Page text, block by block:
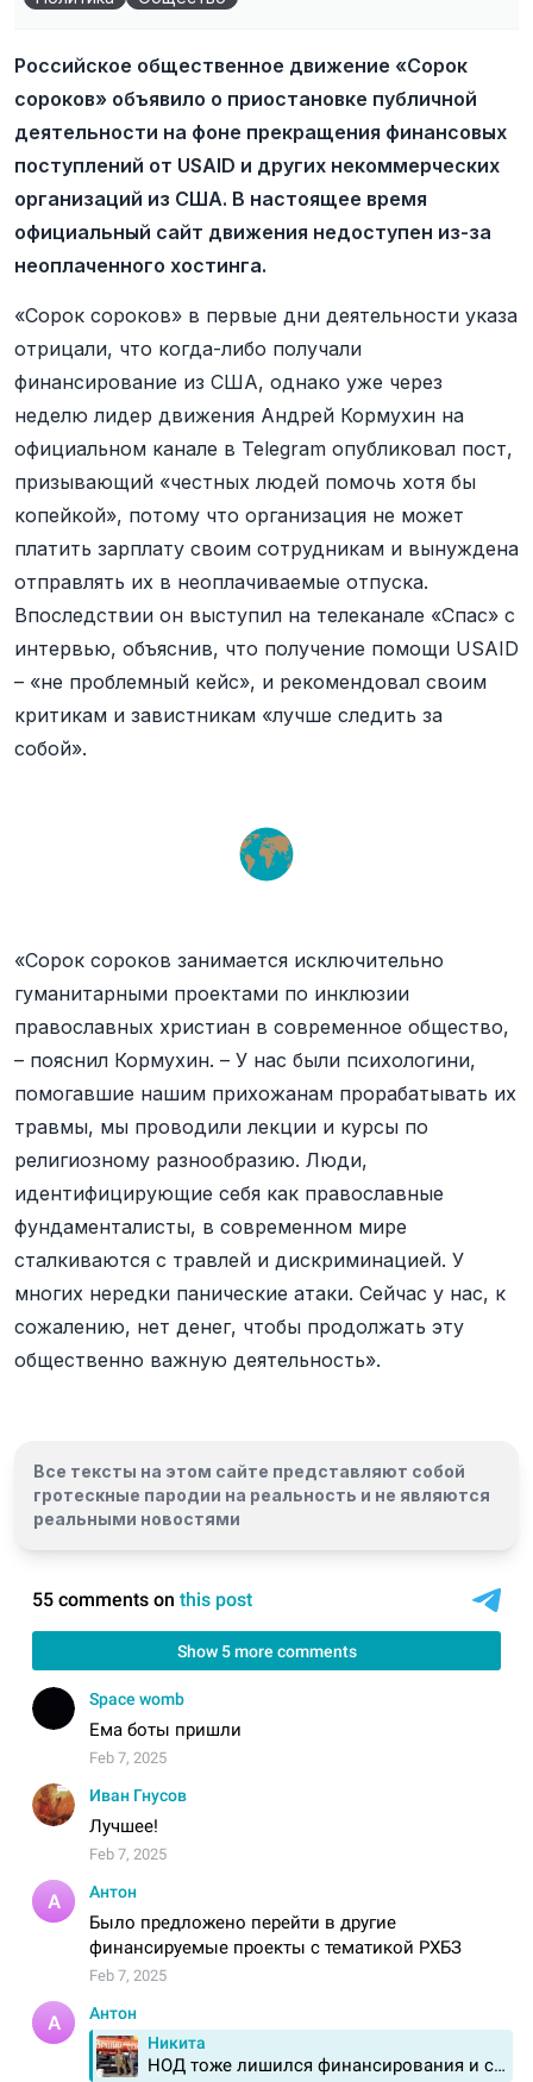
Российское общественное движение «Сорок
сороков» объявило о приостановке публичной
деятельности на фоне прекращения финансовых
поступлений от USAID и других некоммерческих
организаций из США. В настоящее время
официальный сайт движения недоступен из-за
неоплаченного хостинга.
«Сорок сороков» в первые дни деятельности указа
отрицали, что когда-либо получали
финансирование из США, однако уже через
неделю лидер движения Андрей Кормухин на
официальном канале в Telegram опубликовал пост,
призывающий «честных людей помочь хотя бы
копейкой», потому что организация не может
платить зарплату своим сотрудникам и вынуждена
отправлять их в неоплачиваемые отпуска.
Впоследствии он выступил на телеканале «Спас» с
интервью, объяснив, что получение помощи USAID
– «не проблемный кейс», и рекомендовал своим
критикам и завистникам «лучше следить за
собой».
«Сорок сороков занимается исключительно
гуманитарными проектами по инклюзии
православных христиан в современное общество,
– пояснил Кормухин. – У нас были психологини,
помогавшие нашим прихожанам прорабатывать их
травмы, мы проводили лекции и курсы по
религиозному разнообразию. Люди,
идентифицирующие себя как православные
фундаменталисты, в современном мире
сталкиваются с травлей и дискриминацией. У
многих нередки панические атаки. Сейчас у нас, к
сожалению, нет денег, чтобы продолжать эту
общественно важную деятельность».
Все тексты на этом сайте представляют собой
гротескные пародии на реальность и не являются
реальными новостями